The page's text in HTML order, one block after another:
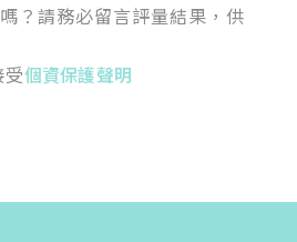
？請務必留言評量結果，供
個資保護聲明